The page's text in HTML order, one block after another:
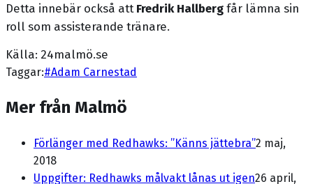
Detta innebär också att Fredrik Hallberg får lämna sin
roll som assisterande tränare.
Källa: 24malmö.se
Taggar:#Adam Carnestad
Mer från Malmö
Förlänger med Redhawks: ”Känns jättebra”2 maj,
2018
Uppgifter: Redhawks målvakt lånas ut igen26 april,